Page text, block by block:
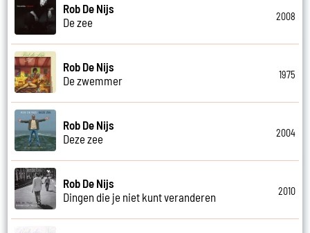
Rob De Nijs
De zee
2008
Rob De Nijs
De zwemmer
1975
Rob De Nijs
Deze zee
2004
Rob De Nijs
Dingen die je niet kunt veranderen
2010